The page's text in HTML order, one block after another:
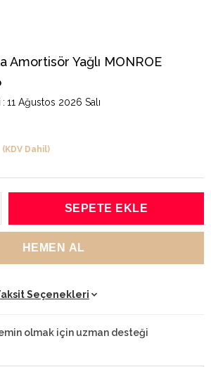
Amortisör Yağlı MONROE
: 11 Ağustos 2026 Salı
(KDV Dahil)
Seçenekleri
olmak için uzman desteği